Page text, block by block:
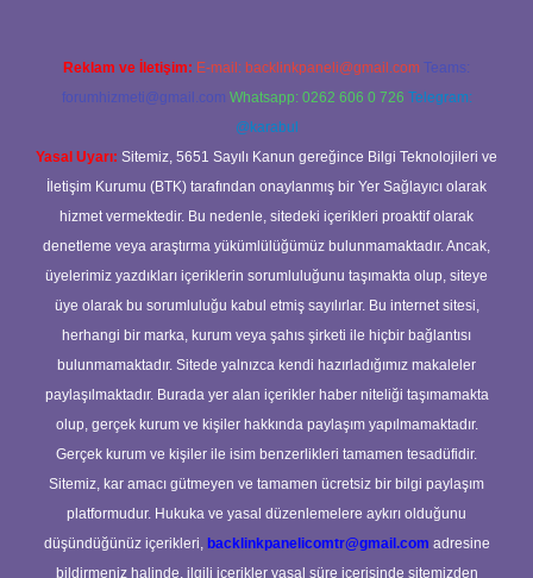
Reklam ve İletişim: E-mail: backlinkpaneli@gmail.com Teams:
forumhizmeti@gmail.com Whatsapp: 0262 606 0 726 Telegram:
@karabul
Yasal Uyarı: Sitemiz, 5651 Sayılı Kanun gereğince Bilgi Teknolojileri ve
İletişim Kurumu (BTK) tarafından onaylanmış bir Yer Sağlayıcı olarak
hizmet vermektedir. Bu nedenle, sitedeki içerikleri proaktif olarak
denetleme veya araştırma yükümlülüğümüz bulunmamaktadır. Ancak,
üyelerimiz yazdıkları içeriklerin sorumluluğunu taşımakta olup, siteye
üye olarak bu sorumluluğu kabul etmiş sayılırlar. Bu internet sitesi,
herhangi bir marka, kurum veya şahıs şirketi ile hiçbir bağlantısı
bulunmamaktadır. Sitede yalnızca kendi hazırladığımız makaleler
paylaşılmaktadır. Burada yer alan içerikler haber niteliği taşımamakta
olup, gerçek kurum ve kişiler hakkında paylaşım yapılmamaktadır.
Gerçek kurum ve kişiler ile isim benzerlikleri tamamen tesadüfidir.
Sitemiz, kar amacı gütmeyen ve tamamen ücretsiz bir bilgi paylaşım
platformudur. Hukuka ve yasal düzenlemelere aykırı olduğunu
düşündüğünüz içerikleri, backlinkpanelicomtr@gmail.com adresine
bildirmeniz halinde, ilgili içerikler yasal süre içerisinde sitemizden